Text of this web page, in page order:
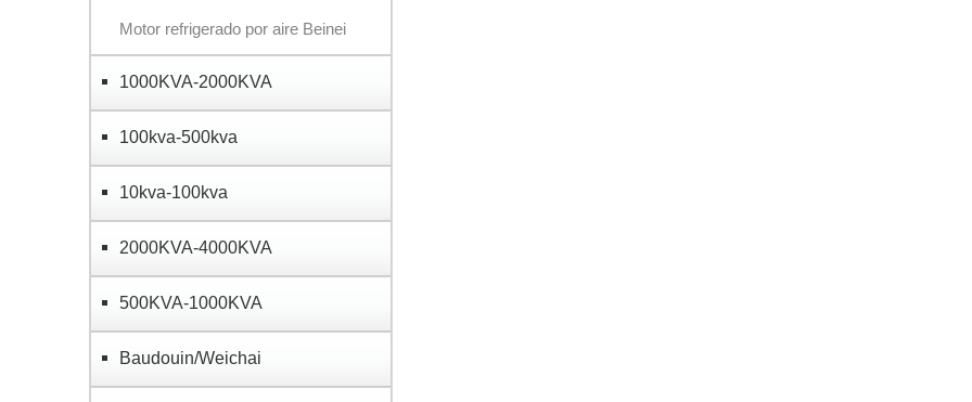
Motor refrigerado por aire Beinei
1000KVA-2000KVA
100kva-500kva
10kva-100kva
2000KVA-4000KVA
500KVA-1000KVA
Baudouin/Weichai